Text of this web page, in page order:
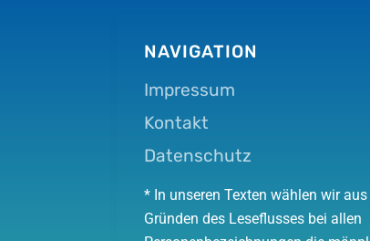
NAVIGATION
Impressum
Kontakt
Datenschutz
* In unseren Texten wählen wir aus
Gründen des Leseflusses bei allen